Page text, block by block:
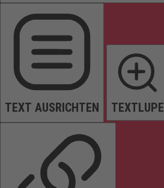
TEXT AUSRICHTEN TEXTLUPE